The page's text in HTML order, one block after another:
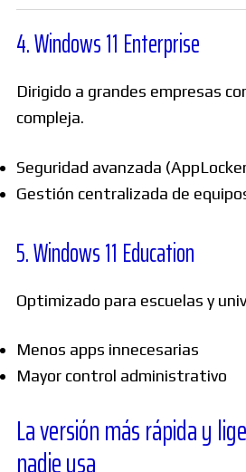
4. Windows 11 Enterprise
Dirigido a grandes empresas
compleja.
Seguridad avanzada
Gestión centralizada de
5. Windows 11 Education
Optimizado para escuelas y
Menos apps innecesarias
Mayor control administrativo
La versión más rápida y